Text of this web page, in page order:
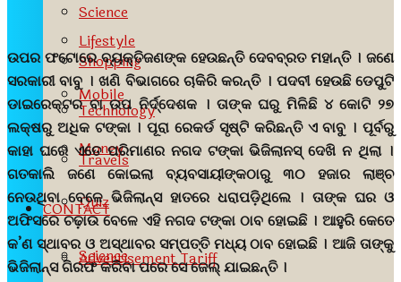
Science
Shopping
Technology
Travels
CONTACT
Advertisement Tariff
Lifestyle
Mobile
Money
Quiz
Science
ଉପର ଫଟୋରେ ବ୍ୟକ୍ତିଜଣଙ୍କ ହେଉଛନ୍ତି ଦେବବ୍ରତ ମହାନ୍ତି । ଜଣେ
ସରକାରୀ ବାବୁ । ଖଣି ବିଭାଗରେ ଚାକିରି କରନ୍ତି । ପଦବୀ ହେଉଛି ଡେପୁଟି
ଡାଇରେକ୍ଟର ବା ଉପ ନିର୍ଦ୍ଦେଶକ । ତାଙ୍କ ଘରୁ ମିଳିଛି ୪ କୋଟି ୨୭
ଲକ୍ଷରୁ ଅଧିକ ଟଙ୍କା । ପୂରା ରେକର୍ଡ ସୃଷ୍ଟି କରିଛନ୍ତି ଏ ବାବୁ । ପୂର୍ବରୁ
କାହା ଘରେ ଏତେ ପରିମାଣର ନଗଦ ଟଙ୍କା ଭିଜିଲାନସ୍ ଦେଖି ନ ଥିଲା ।
ଗତକାଲି ଜଣେ କୋଇଲା ବ୍ୟବସାୟୀଙ୍କଠାରୁ ୩୦ ହଜାର ଲାଞ୍ଚ
ନେଉଥିବା ବେଳେ ଭିଜିଲାନ୍ସ ହାତରେ ଧରାପଡ଼ିଥିଲେ । ତାଙ୍କ ଘର ଓ
ଅଫିସରେ ଚଢ଼ାଉ ବେଳେ ଏହି ନଗଦ ଟଙ୍କା ଠାବ ହୋଇଛି । ଆହୁରି କେତେ
କ’ଣ ସ୍ଥାବର ଓ ଅସ୍ଥାବର ସମ୍ପତ୍ତି ମଧ୍ୟ ଠାବ ହୋଇଛି । ଆଜି ତାଙ୍କୁ
ଭିଜିଲାନ୍ସ ଗିରଫ କରିବା ପରେ ସେ ଜେଲ୍ ଯାଇଛନ୍ତି ।